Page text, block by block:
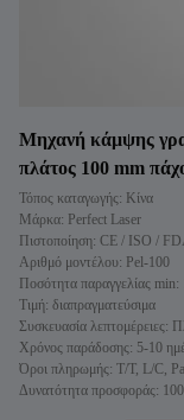
Μηχανή κάμψης
πλάτος 100 mm
Τόπος καταγωγής: Κίνα
Μάρκα: Perfect Laser
Πιστοποίηση: CE / ISO /
Αριθμό μοντέλου: Pel-100
Ποσότητα παραγγελίας
Τιμή: διαπραγματεύσιμα
Συσκευασία λεπτομέρειες:
Χρόνος παράδοσης: 5-10
Όροι πληρωμής: T/T, L/C,
Δυνατότητα προσφοράς: